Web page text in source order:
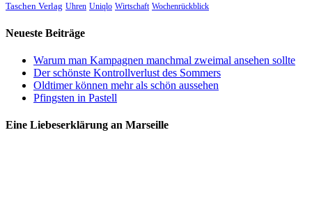
Taschen Verlag Uhren Uniqlo Wirtschaft Wochenrückblick
Neueste Beiträge
Warum man Kampagnen manchmal zweimal ansehen sollte
Der schönste Kontrollverlust des Sommers
Oldtimer können mehr als schön aussehen
Pfingsten in Pastell
Eine Liebeserklärung an Marseille